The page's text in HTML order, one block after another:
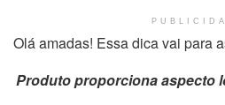
Olá amadas! Essa dica vai para
Produto proporciona aspecto